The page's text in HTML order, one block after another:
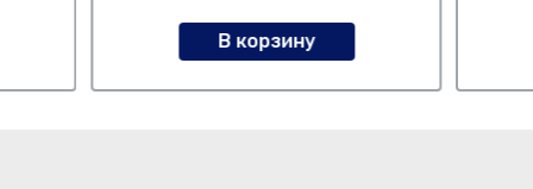
В корзину